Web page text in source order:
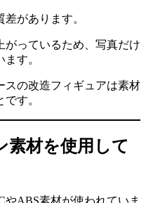
があります。
がっているため、写真だけ
す。
スの改造フィギュアは素材
す。
素材を使用して
ABS素材が使われていま